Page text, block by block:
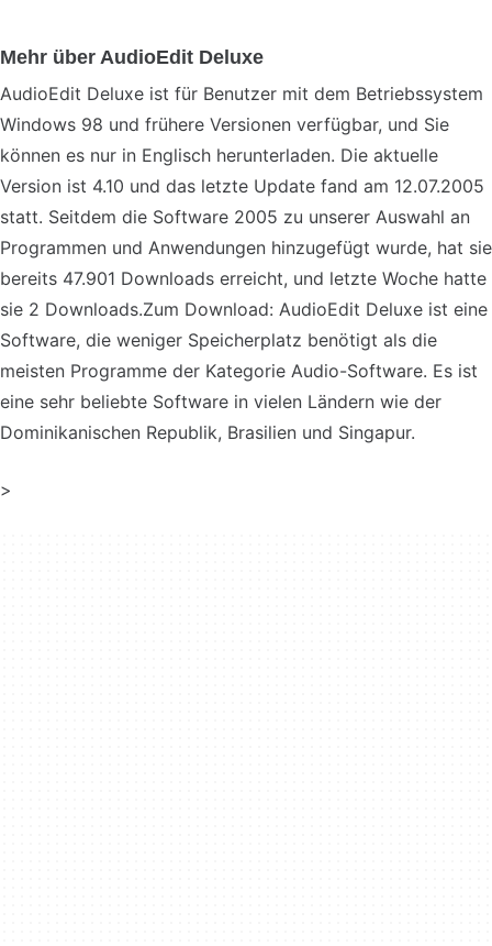
Mehr über AudioEdit Deluxe
AudioEdit Deluxe ist für Benutzer mit dem Betriebssystem
Windows 98 und frühere Versionen verfügbar, und Sie
können es nur in Englisch herunterladen. Die aktuelle
Version ist 4.10 und das letzte Update fand am 12.07.2005
statt. Seitdem die Software 2005 zu unserer Auswahl an
Programmen und Anwendungen hinzugefügt wurde, hat sie
bereits 47.901 Downloads erreicht, und letzte Woche hatte
sie 2 Downloads.Zum Download: AudioEdit Deluxe ist eine
Software, die weniger Speicherplatz benötigt als die
meisten Programme der Kategorie Audio-Software. Es ist
eine sehr beliebte Software in vielen Ländern wie der
Dominikanischen Republik, Brasilien und Singapur.
>